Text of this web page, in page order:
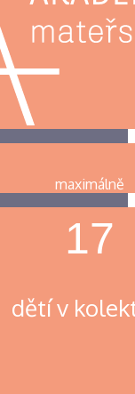
maximálně
17
dětí v